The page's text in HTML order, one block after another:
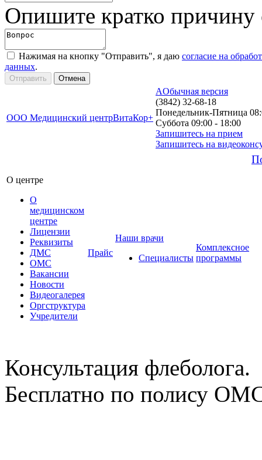
Опишите кратко
Нажимая на кнопку "Отправить", я даю согласие на
данных.
ООО Медицинский центрВитаКор+
AОбычная версия
(3842) 32-68-18
Понедельник-Пятница
Суббота 09:00 - 18:00
Запишитесь на прием
Запишитесь на
О центре
О
медицинском
центре
Лицензии
Реквизиты
ДМС
ОМС
Вакансии
Новости
Видеогалерея
Оргструктура
Учредители
Прайс
Наши врачи
Специалисты
Комплексное
программы
Консультация флеболога.
Бесплатно по полису